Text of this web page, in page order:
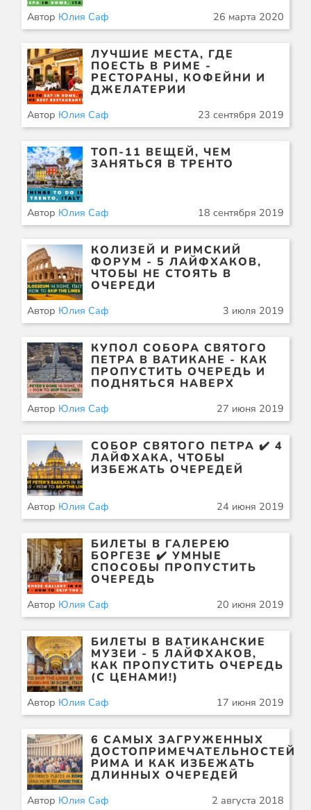
Автор Юлия Саф 26 марта 2020
ЛУЧШИЕ МЕСТА, ГДЕ
ПОЕСТЬ В РИМЕ -
РЕСТОРАНЫ, КОФЕЙНИ И
ДЖЕЛАТЕРИИ
Автор Юлия Саф 23 сентября 2019
ТОП-11 ВЕЩЕЙ, ЧЕМ
ЗАНЯТЬСЯ В ТРЕНТО
Автор Юлия Саф 18 сентября 2019
КОЛИЗЕЙ И РИМСКИЙ
ФОРУМ - 5 ЛАЙФХАКОВ,
ЧТОБЫ НЕ СТОЯТЬ В
ОЧЕРЕДИ
Автор Юлия Саф 3 июля 2019
КУПОЛ СОБОРА СВЯТОГО
ПЕТРА В ВАТИКАНЕ - КАК
ПРОПУСТИТЬ ОЧЕРЕДЬ И
ПОДНЯТЬСЯ НАВЕРХ
Автор Юлия Саф 27 июня 2019
СОБОР СВЯТОГО ПЕТРА ✔️ 4
ЛАЙФХАКА, ЧТОБЫ
ИЗБЕЖАТЬ ОЧЕРЕДЕЙ
Автор Юлия Саф 24 июня 2019
БИЛЕТЫ В ГАЛЕРЕЮ
БОРГЕЗЕ ✔️ УМНЫЕ
СПОСОБЫ ПРОПУСТИТЬ
ОЧЕРЕДЬ
Автор Юлия Саф 20 июня 2019
БИЛЕТЫ В ВАТИКАНСКИЕ
МУЗЕИ - 5 ЛАЙФХАКОВ,
КАК ПРОПУСТИТЬ ОЧЕРЕДЬ
(С ЦЕНАМИ!)
Автор Юлия Саф 17 июня 2019
6 САМЫХ ЗАГРУЖЕННЫХ
ДОСТОПРИМЕЧАТЕЛЬНОСТЕЙ
РИМА И КАК ИЗБЕЖАТЬ
ДЛИННЫХ ОЧЕРЕДЕЙ
Автор Юлия Саф 2 августа 2018